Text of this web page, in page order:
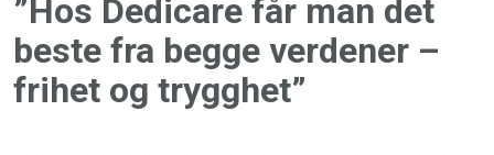
”Hos Dedicare får man det
beste fra begge verdener –
frihet og trygghet”